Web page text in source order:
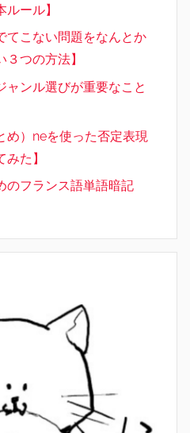
ルール】
てこない問題をなんとか
つの方法】
ャンル選びが重要なこと
め）neを使った否定表現
た】
のフランス語単語暗記